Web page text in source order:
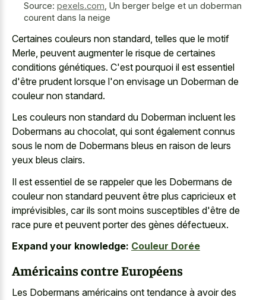
Source: pexels.com, Un berger belge et un doberman
courent dans la neige
Certaines couleurs non standard, telles que le motif
Merle, peuvent augmenter le risque de certaines
conditions génétiques. C'est pourquoi il est essentiel
d'être prudent lorsque l'on envisage un Doberman de
couleur non standard.
Les couleurs non standard du Doberman incluent les
Dobermans au chocolat, qui sont également connus
sous le nom de Dobermans bleus en raison de leurs
yeux bleus clairs.
Il est essentiel de se rappeler que les Dobermans de
couleur non standard peuvent être plus capricieux et
imprévisibles, car ils sont moins susceptibles d'être de
race pure et peuvent porter des gènes défectueux.
Expand your knowledge: Couleur Dorée
Américains contre Européens
Les Dobermans américains ont tendance à avoir des